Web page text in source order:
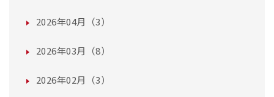
2026年04月（3）
2026年03月（8）
2026年02月（3）